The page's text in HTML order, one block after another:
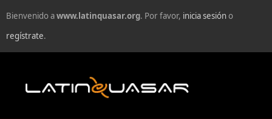
Bienvenido awww.latinquasar.org. Por favor, inicia sesióno
regístrate.